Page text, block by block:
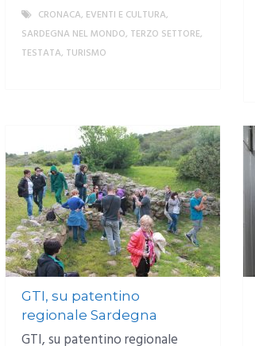
CRONACA, EVENTI E CULTURA,
SARDEGNA NEL MONDO, TERZO SETTORE,
TESTATA, TURISMO
GTI, su patentino
regionale Sardegna
GTI, su patentino regionale